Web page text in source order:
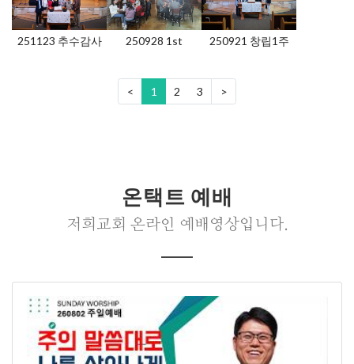
251123 추수감사 250928 1st 250921 창립1주
< 1 2 3 >
온택트 예배
저희교회 온라인 예배영상입니다.